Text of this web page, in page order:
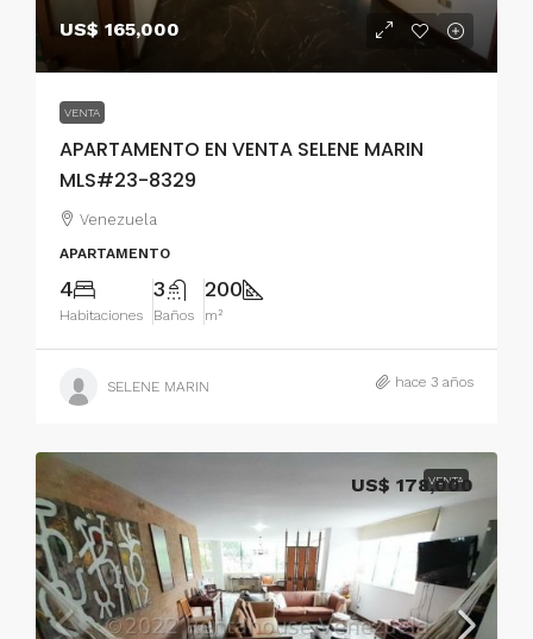
US$ 165,000
VENTA
APARTAMENTO EN VENTA SELENE MARIN
MLS#23-8329
Venezuela
APARTAMENTO
4
Habitaciones
3
Baños
200
m²
SELENE MARIN hace 3 años
VENTA
US$ 178,000